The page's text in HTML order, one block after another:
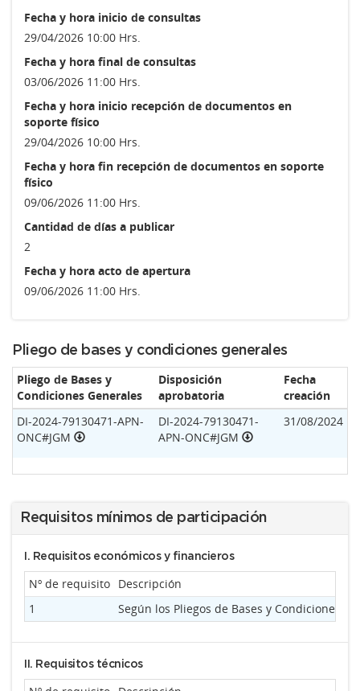
Fecha y hora inicio de consultas
29/04/2026 10:00 Hrs.
Fecha y hora final de consultas
03/06/2026 11:00 Hrs.
Fecha y hora inicio recepción de documentos en
soporte físico
29/04/2026 10:00 Hrs.
Fecha y hora fin recepción de documentos en soporte
físico
09/06/2026 11:00 Hrs.
Cantidad de días a publicar
2
Fecha y hora acto de apertura
09/06/2026 11:00 Hrs.
Pliego de bases y condiciones generales
Pliego de Bases y
Condiciones Generales
Disposición
aprobatoria
Fecha
creación
DI-2024-79130471-APN-
ONC#JGM
DI-2024-79130471-
APN-ONC#JGM
31/08/2024
Requisitos mínimos de participación
I. Requisitos económicos y financieros
Nº de requisito Descripción
1
Según los Pliegos de Bases y Condiciones
II. Requisitos técnicos